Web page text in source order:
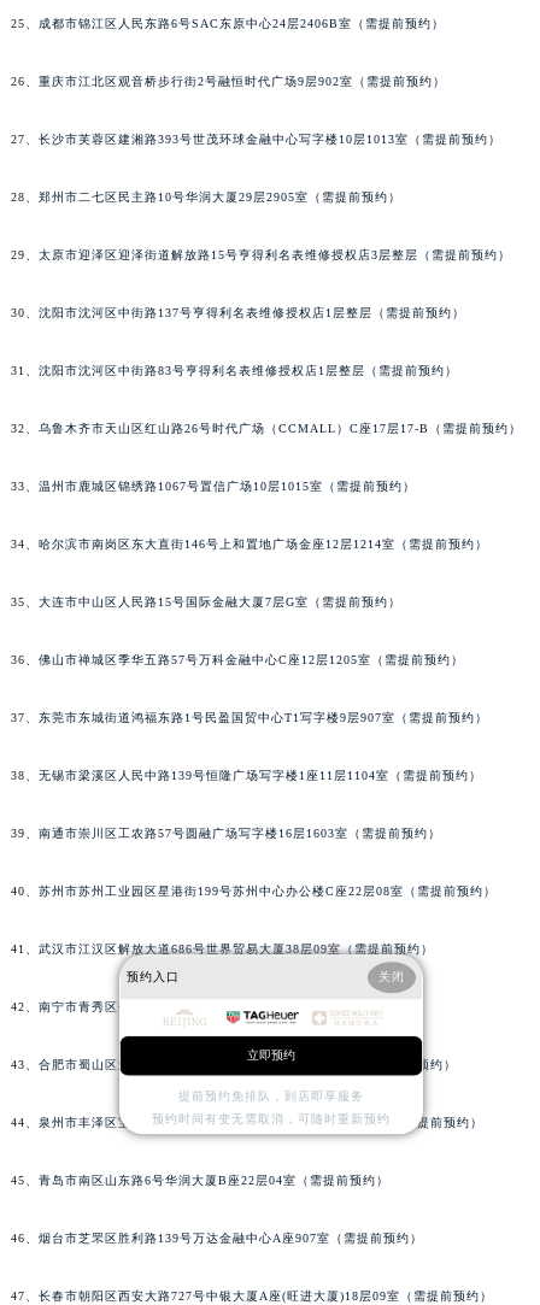
25、成都市锦江区人民东路6号SAC东原中心24层2406B室（需提前预约）
26、重庆市江北区观音桥步行街2号融恒时代广场9层902室（需提前预约）
27、长沙市芙蓉区建湘路393号世茂环球金融中心写字楼10层1013室（需提前预约）
28、郑州市二七区民主路10号华润大厦29层2905室（需提前预约）
29、太原市迎泽区迎泽街道解放路15号亨得利名表维修授权店3层整层（需提前预约）
30、沈阳市沈河区中街路137号亨得利名表维修授权店1层整层（需提前预约）
31、沈阳市沈河区中街路83号亨得利名表维修授权店1层整层（需提前预约）
32、乌鲁木齐市天山区红山路26号时代广场（CCMALL）C座17层17-B（需提前预约）
33、温州市鹿城区锦绣路1067号置信广场10层1015室（需提前预约）
34、哈尔滨市南岗区东大直街146号上和置地广场金座12层1214室（需提前预约）
35、大连市中山区人民路15号国际金融大厦7层G室（需提前预约）
36、佛山市禅城区季华五路57号万科金融中心C座12层1205室（需提前预约）
37、东莞市东城街道鸿福东路1号民盈国贸中心T1写字楼9层907室（需提前预约）
38、无锡市梁溪区人民中路139号恒隆广场写字楼1座11层1104室（需提前预约）
39、南通市崇川区工农路57号圆融广场写字楼16层1603室（需提前预约）
40、苏州市苏州工业园区星港街199号苏州中心办公楼C座22层08室（需提前预约）
41、武汉市江汉区解放大道686号世界贸易大厦38层09室（需提前预约）
42、南宁市青秀区金湖路59号地王大厦12楼1224室（需提前预约）
43、合肥市蜀山区潜山路111号万象城华润大厦B座12楼03室（需提前预约）
44、泉州市丰泽区宝洲路729号浦西万达中心写字楼A座7楼709室（需提前预约）
45、青岛市南区山东路6号华润大厦B座22层04室（需提前预约）
46、烟台市芝罘区胜利路139号万达金融中心A座907室（需提前预约）
47、长春市朝阳区西安大路727号中银大厦A座(旺进大厦)18层09室（需提前预约）
预约入口 关闭
立即预约
提前预约免排队，到店即享服务
预约时间有变无需取消，可随时重新预约